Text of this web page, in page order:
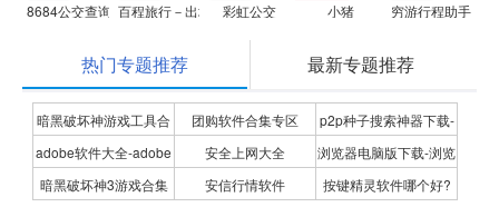
8684公交查询 百程旅行－出境游专家，签证无忧
彩虹公交 小猪 穷游行程助手
热门专题推荐 最新专题推荐
暗黑破坏神游戏工具合
集
团购软件合集专区
p2p种子搜索神器下载-
P2P种子搜索神器专题
adobe软件大全-adobe
全系列软件下载-adobe
安全上网大全
浏览器电脑版下载-浏览
器下载合集
暗黑破坏神3游戏合集 安信行情软件 按键精灵软件哪个好?